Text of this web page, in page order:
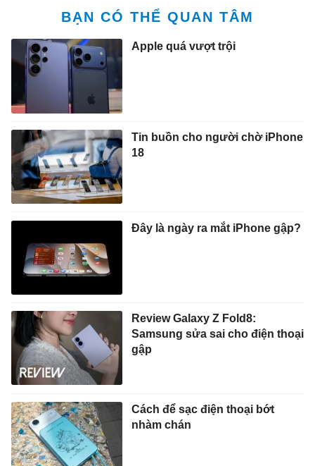
BẠN CÓ THỂ QUAN TÂM
Apple quá vượt trội
Tin buồn cho người chờ iPhone
18
Đây là ngày ra mắt iPhone gập?
Review Galaxy Z Fold8:
Samsung sửa sai cho điện thoại
gập
Cách để sạc điện thoại bớt
nhàm chán